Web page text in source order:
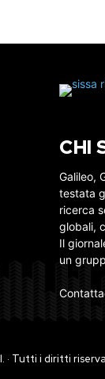
CHI
Galileo,
testata
ricerca
globali,
Il
un
· Tutti i diritti